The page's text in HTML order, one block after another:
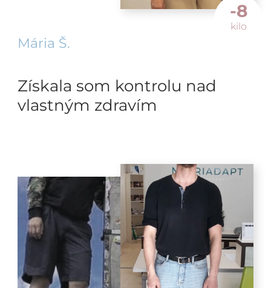
-8
kilo
Mária Š.
Získala som kontrolu nad
vlastným zdravím